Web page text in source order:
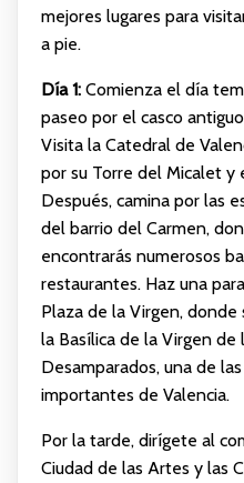
mejores lugares para
a pie.
Día 1:Comienza el día
paseo por el casco
Visita la Catedral de
por su Torre del Micalet y
Después, camina por las
del barrio del Carmen,
encontrarás numerosos
restaurantes. Haz una
Plaza de la Virgen, donde
la Basílica de la Virgen de
Desamparados, una de
importantes de Valencia.
Por la tarde, dirígete al
Ciudad de las Artes y las